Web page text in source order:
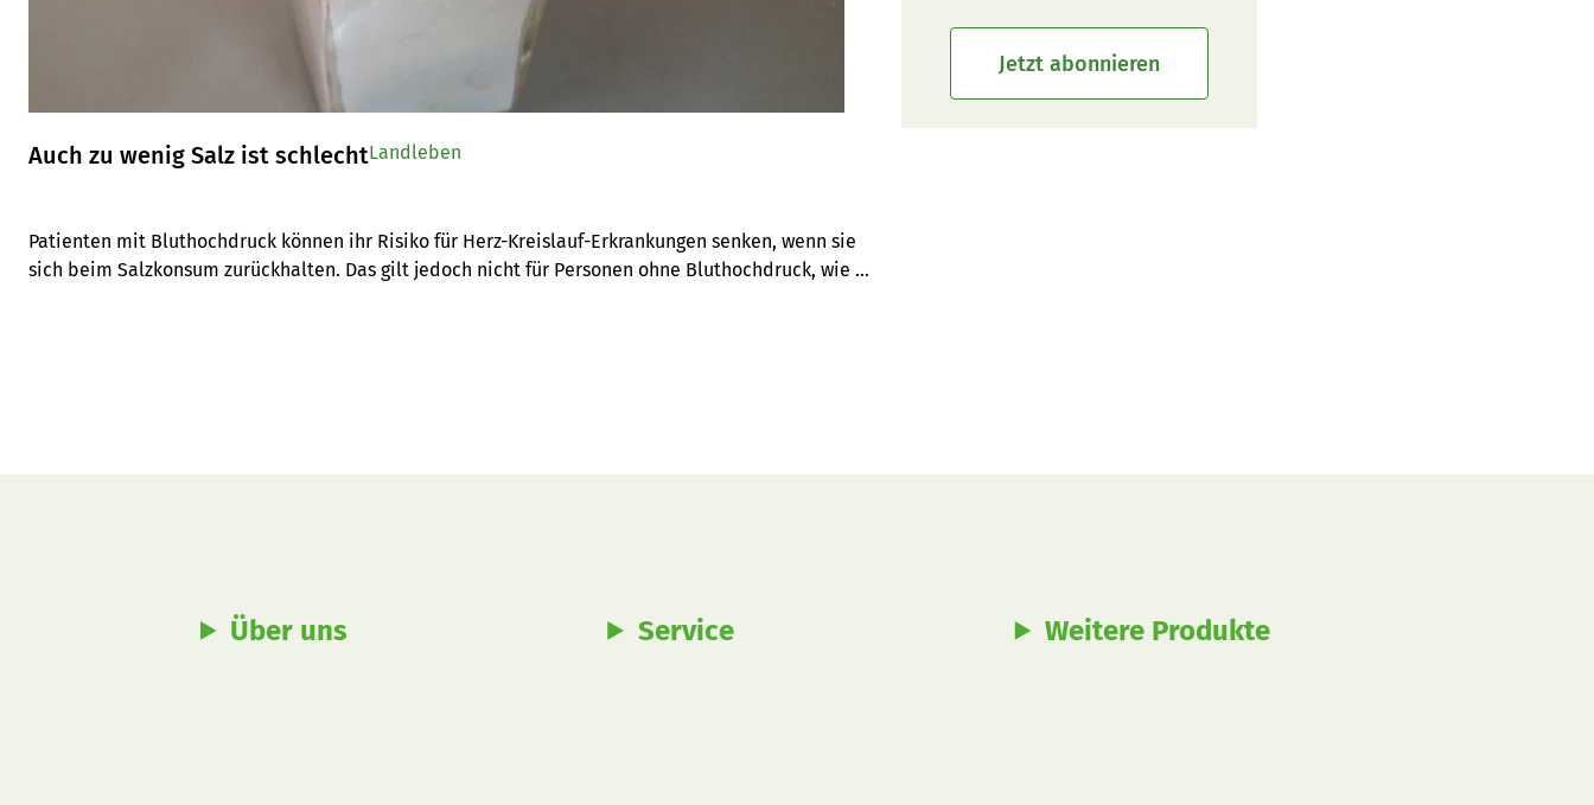
Auch zu wenig Salz ist schlecht
Patienten mit Bluthochdruck können ihr Risiko für Herz-Kreislauf-Erkrankungen senken, wenn sie
sich beim Salzkonsum zurückhalten. Das gilt jedoch nicht für Personen ohne Bluthochdruck, wie
Landleben
Jetzt abonnieren
Über uns Service Weitere Produkte